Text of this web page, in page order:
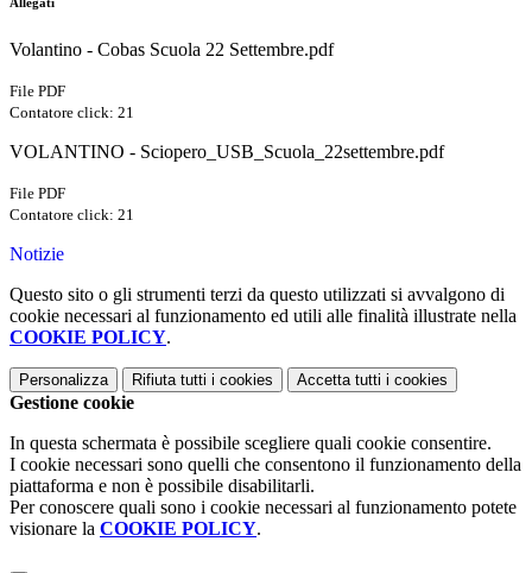
Volantino - Cobas Scuola 22 Settembre.pdf
File PDF
Contatore click: 21
VOLANTINO - Sciopero_USB_Scuola_22settembre.pdf
File PDF
Contatore click: 21
Notizie
Questo sito o gli strumenti terzi da questo utilizzati si avvalgono di
cookie necessari al funzionamento ed utili alle finalità illustrate nella
COOKIE POLICY.
Personalizza Rifiuta tutti i cookies Accetta tutti i cookies
Gestione cookie
In questa schermata è possibile scegliere quali cookie consentire.
I cookie necessari sono quelli che consentono il funzionamento della
piattaforma e non è possibile disabilitarli.
Per conoscere quali sono i cookie necessari al funzionamento potete
visionare la COOKIE POLICY.